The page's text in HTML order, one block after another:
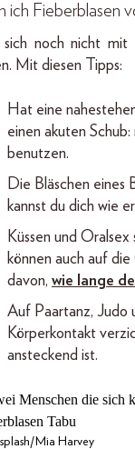
ich Fieberblasen
noch nicht mit
Mit diesen Tipps:
Hat eine
einen akuten
benutzen.
Die Bläschen eines
kannst du dich wie
Küssen und
können auch auf
davon, wie lange
Auf Paartanz, Judo
Körperkontakt
ansteckend ist.
Mia Harvey